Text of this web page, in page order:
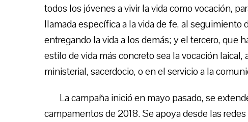
todos los jóvenes a vivir la vida como vocación,
llamada específica a la vida de fe, al
entregando la vida a los demás; y el tercero, que
estilo de vida más concreto sea la vocación
ministerial, sacerdocio, o en el servicio a la
La campaña inició en mayo pasado, se
campamentos de 2018. Se apoya desde las